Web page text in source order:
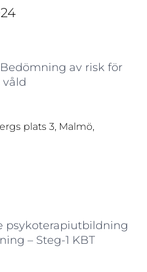
Bedömning av risk för
våld
plats 3, Malmö,
psykoterapiutbildning
– Steg-1 KBT